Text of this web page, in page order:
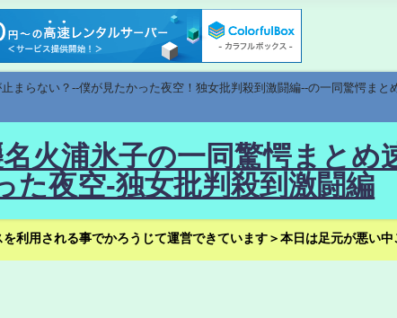
まらない？--僕が見たかった夜空！独女批判殺到激闘編--の一同驚愕ま
火浦氷子の一同驚愕まとめ
た夜空-独女批判殺到激闘編
利用される事でかろうじて運営できています＞本日は足元が悪い中